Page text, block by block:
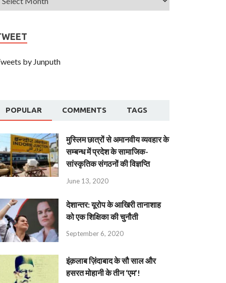
by Junputh
POPULAR COMMENTS TAGS
मुस्लिम छात्रों से अमानवीय व्यवहार के
सम्बन्ध में प्रदेश के सामाजिक-
सांस्कृतिक संगठनों की विज्ञप्ति
June 13, 2020
देशान्‍तर: यूरोप के आखिरी तानाशाह
को एक शिक्षिका की चुनौती
September 6, 2020
इंक़लाब ज़िंदाबाद के सौ साल और
हसरत मोहानी के तीन ‘एम’!